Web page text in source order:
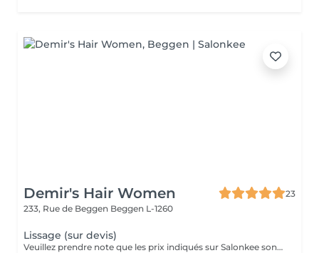
Demir's Hair Women
23
233, Rue de Beggen Beggen L-1260
Lissage (sur devis)
Veuillez prendre note que les prix indiqués sur Salonkee sont communiqués à titre informatif et s'entendent de base. Ces derniers sont susceptibles de varier selon le diagnostic réalisé à votre arrivée au salon et l'expertise du professionnel à qui vous confiez votre beauté. Dans tous les cas, un devis précis vous sera proposé et toutes réalisations de prestations seront effectuées avec votre accord. Un grand merci d'avance pour votre compréhension. Au plaisir de vous recevoir très vite.